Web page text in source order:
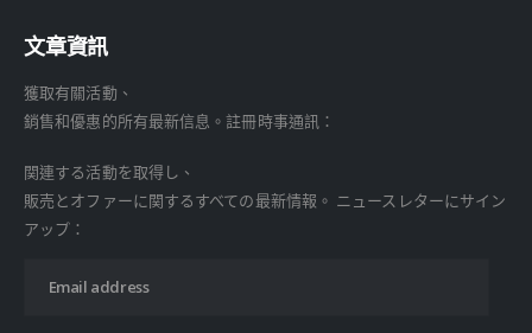
文章資訊
獲取有關活動、
銷售和優惠的所有最新信息。註冊時事通訊：
関連する活動を取得し、
販売とオファーに関するすべての最新情報。 ニュースレターにサイン
アップ：